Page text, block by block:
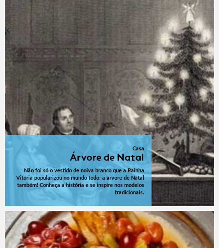
Casa
Árvore de Natal
Não foi só o vestido de noiva branco que a Rainha
Vitória popularizou no mundo todo: a árvore de Natal
também! Conheça a história e se inspire nos modelos
tradicionais.